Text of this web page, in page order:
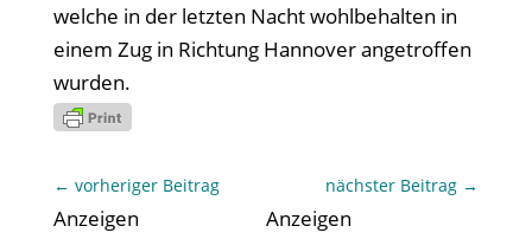
welche in der letzten Nacht wohlbehalten in
einem Zug in Richtung Hannover angetroffen
wurden.
← vorheriger Beitrag nächster Beitrag →
Anzeigen Anzeigen